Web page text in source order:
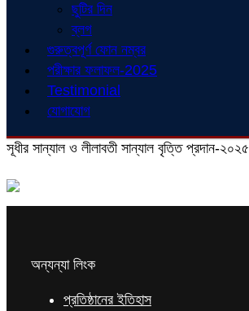
ছুটির দিন
ব্লগ
গুরুত্বপূর্ণ ফোন নম্বর
পরীক্ষার ফলাফল-2025
Testimonial
যোগাযোগ
সূধীর সান্যাল ও লীলাবতী সান্যাল বৃত্তি প্রদান-২০২৫
অন্যন্যা লিংক
প্রতিষ্ঠানের ইতিহাস